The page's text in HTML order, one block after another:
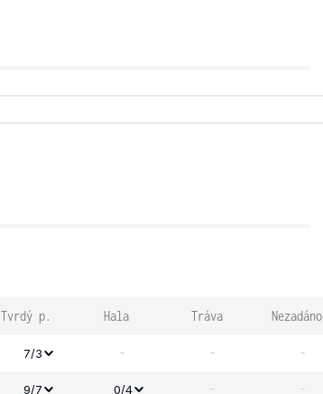
Tvrdý p. Hala Tráva Nezadáno
7/3 - - -
9/7 0/4 - -